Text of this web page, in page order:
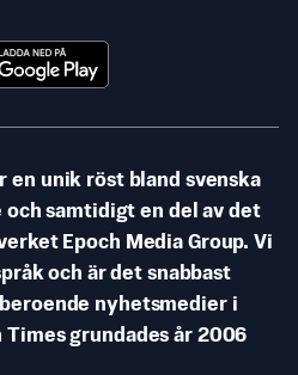
en unik röst bland svenska
samtidigt en del av det
Epoch Media Group. Vi
och är det snabbast
nyhetsmedier i
Times grundades år 2006